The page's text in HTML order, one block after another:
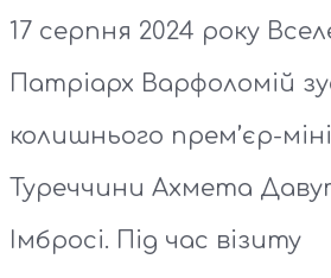
17 серпня 2024 року
Патріарх Варфоломій
колишнього прем’єр-
Туреччини Ахмета
Імбросі. Під час візиту